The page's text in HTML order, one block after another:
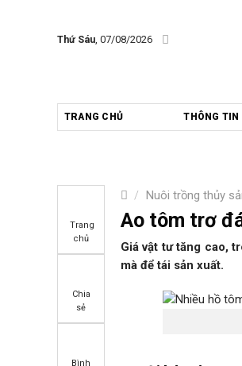
Thứ Sáu, 07/08/2026
TRANG CHỦ THÔNG TIN
/ Nuôi trồng thủy
Trang
chủ
Chia
sẻ
Bình
Ao tôm trơ
Giá vật tư tăng cao,
mà để tái sản xuất.